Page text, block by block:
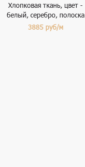
Хлопковая ткань, цвет -
белый, серебро, полоска
3885 руб/м